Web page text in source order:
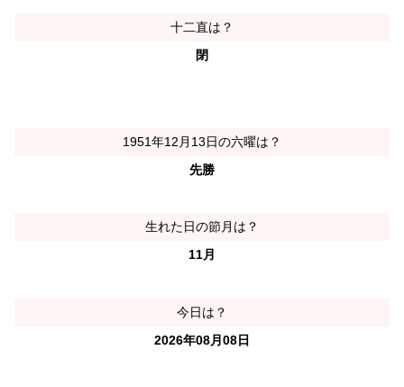
十二直は？
閉
1951年12月13日の六曜は？
先勝
生れた日の節月は？
11月
今日は？
2026年08月08日